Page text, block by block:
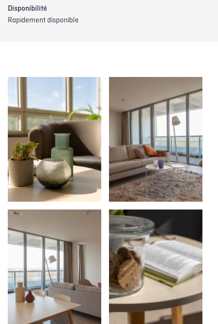
Disponibilité
Rapidement disponible